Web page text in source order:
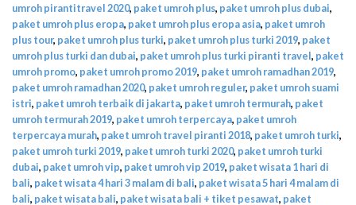
umroh pirantitravel 2020, paket umroh plus, paket umroh plus dubai,
paket umroh plus eropa, paket umroh plus eropa asia, paket umroh
plus tour, paket umroh plus turki, paket umroh plus turki 2019, paket
umroh plus turki dan dubai, paket umroh plus turki piranti travel, paket
umroh promo, paket umroh promo 2019, paket umroh ramadhan 2019,
paket umroh ramadhan 2020, paket umroh reguler, paket umroh suami
istri, paket umroh terbaik di jakarta, paket umroh termurah, paket
umroh termurah 2019, paket umroh terpercaya, paket umroh
terpercaya murah, paket umroh travel piranti 2018, paket umroh turki,
paket umroh turki 2019, paket umroh turki 2020, paket umroh turki
dubai, paket umroh vip, paket umroh vip 2019, paket wisata 1 hari di
bali, paket wisata 4 hari 3 malam di bali, paket wisata 5 hari 4 malam di
bali, paket wisata bali, paket wisata bali + tiket pesawat, paket